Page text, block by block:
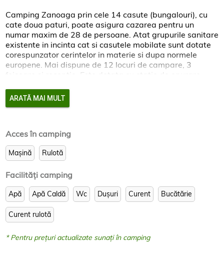
Camping Zanoaga prin cele 14 casute (bungalouri), cu
cate doua paturi, poate asigura cazarea pentru un
numar maxim de 28 de persoane. Atat grupurile sanitare
existente in incinta cat si casutele mobilate sunt dotate
corespunzator cerintelor in materie si dupa normele
europene. Mai dispune de 12 locuri de campare, 3
foisoare si receptie. Este dotata cu statie de epurare
Locurile de campare(cort, rulota) ofera posibilitatea
DJ713 Cuibul cu Dor - Piatra Arsa pana la Cabana Dichiu
si apoi pe DJ713A pana la intesectia cu DJ714
https://www.facebook.com/Camping-Zanoaga
Pentru mai multe informatii despre camping la cort sau
la rulota in Zanoaga accesati:
http://www.carpatmontana-serv.ro/camping-
zanoaga.html
ARATĂ MAI MULT
Acces în camping
Mașină Rulotă
Facilităţi camping
Apă Apă Caldă Wc Dușuri Curent Bucătărie
Curent rulotă
* Pentru prețuri actualizate sunați în camping